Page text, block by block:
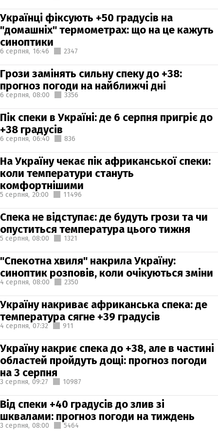
Українці фіксують +50 градусів на
"домашніх" термометрах: що на це кажуть
синоптики
6 серпня, 16:46 2347
Грози замінять сильну спеку до +38:
прогноз погоди на найближчі дні
6 серпня, 08:00 3356
Пік спеки в Україні: де 6 серпня пригріє до
+38 градусів
6 серпня, 06:40 836
На Україну чекає пік африканської спеки:
коли температури стануть
комфортнішими
5 серпня, 20:00 11496
Спека не відступає: де будуть грози та чи
опуститься температура цього тижня
5 серпня, 08:00 1321
"Спекотна хвиля" накрила Україну:
синоптик розповів, коли очікуються зміни
4 серпня, 08:00 2350
Україну накриває африканська спека: де
температура сягне +39 градусів
4 серпня, 07:32 911
Україну накриє спека до +38, але в частині
областей пройдуть дощі: прогноз погоди
на 3 серпня
3 серпня, 09:27 10987
Від спеки +40 градусів до злив зі
шквалами: прогноз погоди на тиждень
3 серпня, 08:00 5464